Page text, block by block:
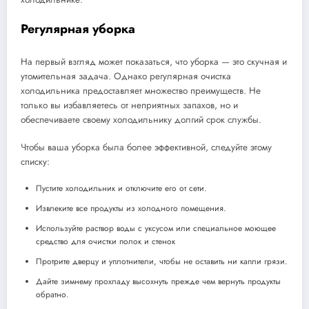
Регулярная уборка
На первый взгляд может показаться, что уборка — это скучная и
утомительная задача. Однако регулярная очистка
холодильника предоставляет множество преимуществ. Не
только вы избавляетесь от неприятных запахов, но и
обеспечиваете своему холодильнику долгий срок службы.
Чтобы ваша уборка была более эффективной, следуйте этому
списку:
Пустите холодильник и отключите его от сети.
Извлеките все продукты из холодного помещения.
Используйте раствор воды с уксусом или специальное моющее
средство для очистки полок и стенок
Протрите дверцу и уплотнители, чтобы не оставить ни капли грязи.
Дайте зимнему прохладу высохнуть прежде чем вернуть продукты
обратно.